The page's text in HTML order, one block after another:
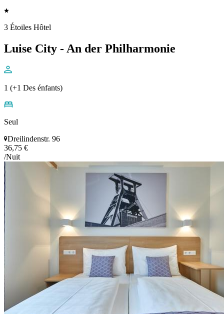
3 Étoiles Hôtel
Luise City - An der Philharmonie
1 (+1 Des énfants)
Seul
Dreilindenstr. 96
36,75 €
/Nuit